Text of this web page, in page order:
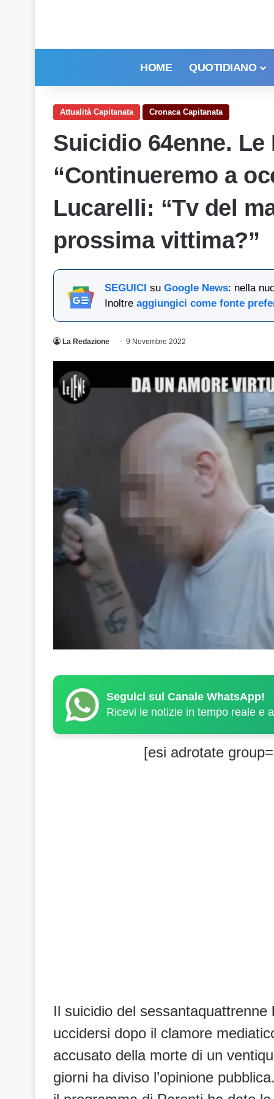
HOME QUOTIDIANO
Attualità Capitanata Cronaca Capitanata
Suicidio 64enne.
“Continueremo a
Lucarelli: “Tv del
prossima vittima?”
SEGUICI su Google News: nella
Inoltre aggiungici come fonte
La Redazione 9 Novembre 2022
Seguici sul Canale WhatsApp!
Ricevi le notizie in tempo reale e
[esi adrotate
Il suicidio del sessantaquattrenne
uccidersi dopo il clamore
accusato della morte di un
giorni ha diviso l’opinione